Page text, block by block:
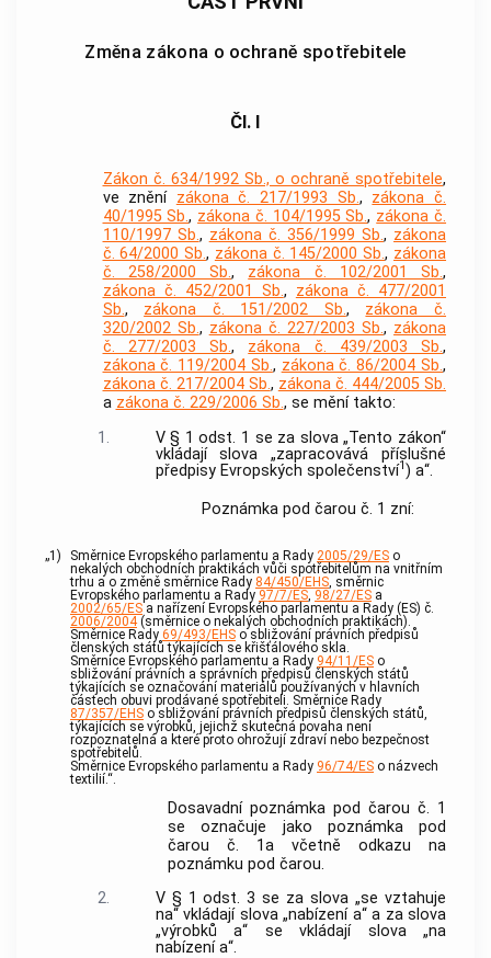
Změna zákona o ochraně spotřebitele
Čl. I
Zákon č. 634/1992 Sb., o ochraně spotřebitele,
ve znění zákona č. 217/1993 Sb., zákona č.
40/1995 Sb., zákona č. 104/1995 Sb., zákona č.
110/1997 Sb., zákona č. 356/1999 Sb., zákona
č. 64/2000 Sb., zákona č. 145/2000 Sb., zákona
č. 258/2000 Sb., zákona č. 102/2001 Sb.,
zákona č. 452/2001 Sb., zákona č. 477/2001
Sb., zákona č. 151/2002 Sb., zákona č.
320/2002 Sb., zákona č. 227/2003 Sb., zákona
č. 277/2003 Sb., zákona č. 439/2003 Sb.,
zákona č. 119/2004 Sb., zákona č. 86/2004 Sb.,
zákona č. 217/2004 Sb., zákona č. 444/2005 Sb.
a zákona č. 229/2006 Sb., se mění takto:
1.
V § 1 odst. 1 se za slova „Tento zákon“
vkládají slova „zapracovává příslušné
předpisy Evropských společenství1) a“.
Poznámka pod čarou č. 1 zní:
„1) Směrnice Evropského parlamentu a Rady 2005/29/ES o
nekalých obchodních praktikách vůči spotřebitelům na vnitřním
trhu a o změně směrnice Rady 84/450/EHS , směrnic
Evropského parlamentu a Rady 97/7/ES 98/27/ES a
2002/65/ESa nařízení Evropského parlamentu a Rady (ES) č.
2006/2004(směrnice o nekalých obchodních praktikách).
Směrnice Rady 69/493/EHS o sbližování právních předpisů
členských států týkajících se křišťálového skla.
Směrnice Evropského parlamentu a Rady 94/11/ES o
sbližování právních a správních předpisů členských států
týkajících se označování materiálů používaných v hlavních
částech obuvi prodávané spotřebiteli. Směrnice Rady
87/357/EHS o sbližování právních předpisů členských států,
týkajících se výrobků, jejichž skutečná povaha není
rozpoznatelná a které proto ohrožují zdraví nebo bezpečnost
spotřebitelů.
Směrnice Evropského parlamentu a Rady 96/74/ES o názvech
textilií.“.
Dosavadní poznámka pod čarou č. 1
se označuje jako poznámka pod
čarou č. 1a včetně odkazu na
poznámku pod čarou.
2.
V § 1 odst. 3 se za slova „se vztahuje
na“ vkládají slova „nabízení a“ a za slova
„výrobků a“ se vkládají slova „na
nabízení a“.